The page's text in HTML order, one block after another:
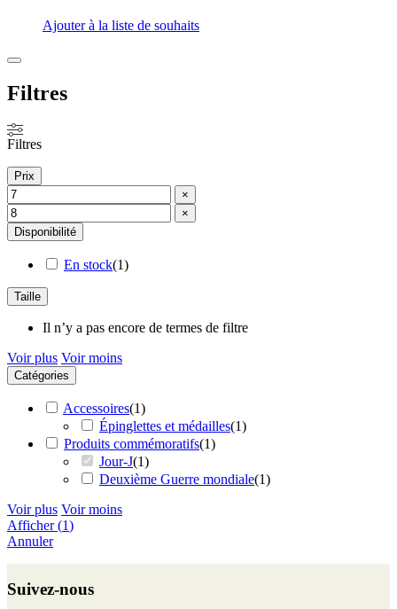
Ajouter à la liste de souhaits
Fermer
filtres
Filtres
Filtres
Prix
×
×
Disponibilité
En stock(1)
Taille
Il n’y a pas encore de termes de filtre
Voir plus Voir moins
Catégories
Accessoires(1)
Épinglettes et médailles(1)
Produits commémoratifs(1)
Jour-J(1)
Deuxième Guerre mondiale(1)
Voir plus Voir moins
Afficher(1)
Annuler
au
Suivez-nous